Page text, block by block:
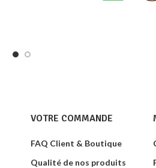
VOTRE COMMANDE
FAQ Client & Boutique
Qualité de nos produits